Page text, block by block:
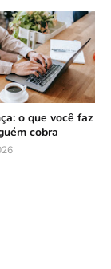
o que você faz
cobra